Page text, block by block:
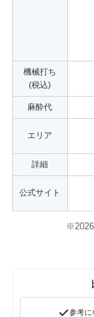
機械打ち
(税込)
麻酔代
エリア
詳細
公式サイト
※2026
参考に